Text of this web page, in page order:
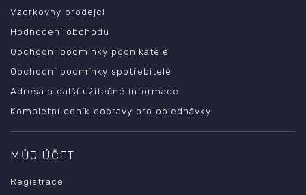
Vzorkovny prodejci
Hodnocení obchodu
Obchodní podmínky podnikatelé
Obchodní podmínky spotřebitelé
Adresa a další užitečné informace
Kompletní ceník dopravy pro objednávky
MŮJ ÚČET
Registrace